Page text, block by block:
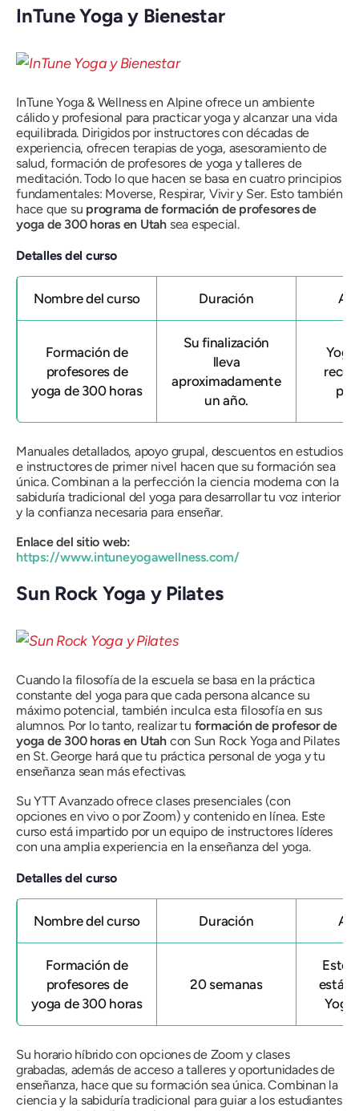
InTune Yoga y Bienestar
InTune Yoga & Wellness en Alpine ofrece un ambiente
cálido y profesional para practicar yoga y alcanzar una vida
equilibrada. Dirigidos por instructores con décadas de
experiencia, ofrecen terapias de yoga, asesoramiento de
salud, formación de profesores de yoga y talleres de
meditación. Todo lo que hacen se basa en cuatro principios
fundamentales: Moverse, Respirar, Vivir y Ser. Esto también
hace que su programa de formación de profesores de
yoga de 300 horas en Utah sea especial.
Detalles del curso
Nombre del curso Duración
Formación de
profesores de
yoga de 300 horas
Su finalización
lleva
aproximadamente
un año.
Manuales detallados, apoyo grupal, descuentos en estudios
e instructores de primer nivel hacen que su formación sea
única. Combinan a la perfección la ciencia moderna con la
sabiduría tradicional del yoga para desarrollar tu voz interior
y la confianza necesaria para enseñar.
Enlace del sitio web:
https://www.intuneyogawellness.com/
Sun Rock Yoga y Pilates
Cuando la filosofía de la escuela se basa en la práctica
constante del yoga para que cada persona alcance su
máximo potencial, también inculca esta filosofía en sus
alumnos. Por lo tanto, realizar tu formación de profesor de
yoga de 300 horas en Utah con Sun Rock Yoga and Pilates
en St. George hará que tu práctica personal de yoga y tu
enseñanza sean más efectivas.
Su YTT Avanzado ofrece clases presenciales (con
opciones en vivo o por Zoom) y contenido en línea. Este
curso está impartido por un equipo de instructores líderes
con una amplia experiencia en la enseñanza del yoga.
Detalles del curso
Nombre del curso Duración
Formación de
profesores de
yoga de 300 horas
20 semanas
Este
está
Yoga
Su horario híbrido con opciones de Zoom y clases
grabadas, además de acceso a talleres y oportunidades de
enseñanza, hace que su formación sea única. Combinan la
ciencia y la sabiduría tradicional para guiar a los estudiantes